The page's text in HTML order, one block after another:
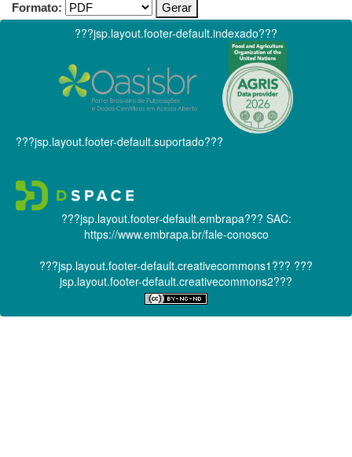
Formato:
???jsp.layout.footer-default.indexado???
???jsp.layout.footer-default.suportado???
???jsp.layout.footer-default.embrapa??? SAC:
https://www.embrapa.br/fale-conosco
???jsp.layout.footer-default.creativecommons1??? ???
jsp.layout.footer-default.creativecommons2???